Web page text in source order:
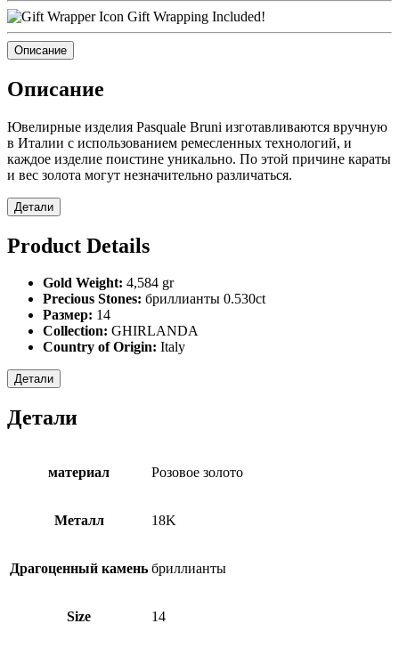
Gift Wrapping Included!
Описание
Описание
Ювелирные изделия Pasquale Bruni изготавливаются вручную
в Италии с использованием ремесленных технологий, и
каждое изделие поистине уникально. По этой причине караты
и вес золота могут незначительно различаться.
Детали
Product Details
Gold Weight: 4,584 gr
Precious Stones: бриллианты 0.530ct
Размер: 14
Collection: GHIRLANDA
Country of Origin: Italy
Детали
Детали
материал Розовое золото
Металл 18Κ
Драгоценный камень бриллианты
Size 14